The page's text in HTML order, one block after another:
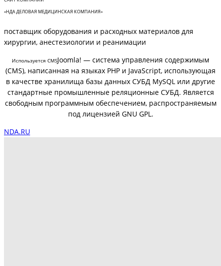
«НДА ДЕЛОВАЯ МЕДИЦИНСКАЯ КОМПАНИЯ»
поставщик оборудования и расходных материалов для
хирургии, анестезиологии и реанимации
Используется CMSJoomla! — система управления содержимым
(CMS), написанная на языках PHP и JavaScript, использующая
в качестве хранилища базы данных СУБД MySQL или другие
стандартные промышленные реляционные СУБД. Является
свободным программным обеспечением, распространяемым
под лицензией GNU GPL.
NDA.RU